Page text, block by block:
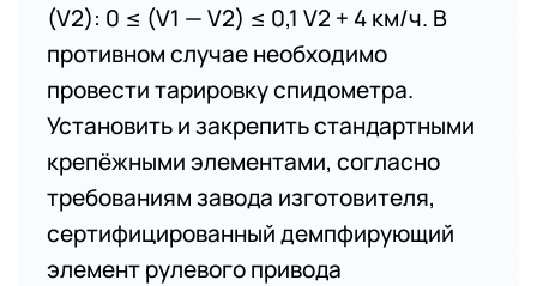
(V2): 0 ≤ (V1 — V2) ≤ 0,1 V2 + 4 км/ч. В
противном случае необходимо
провести тарировку спидометра.
Установить и закрепить стандартными
крепёжными элементами, согласно
требованиям завода изготовителя,
сертифицированный демпфирующий
элемент рулевого привода